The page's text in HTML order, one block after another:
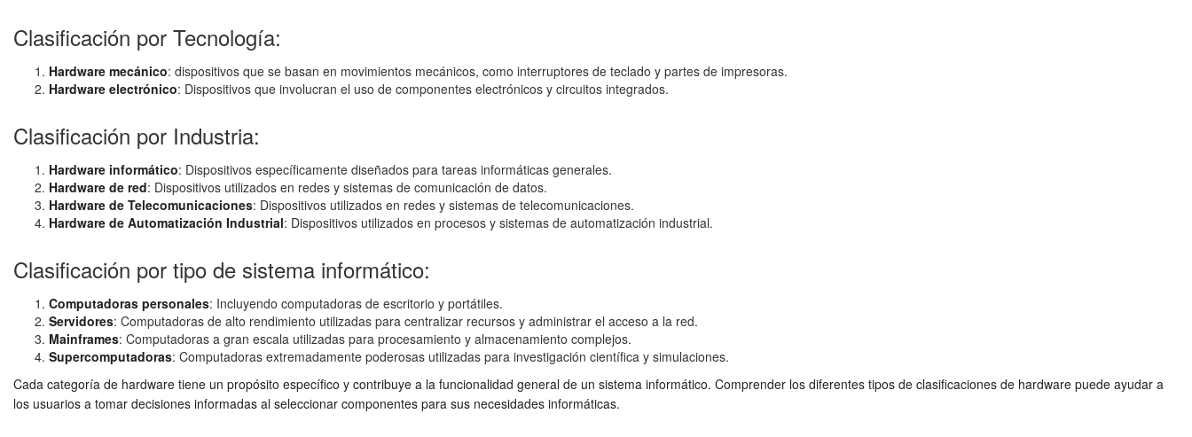
Clasificación por Tecnología:
Hardware mecánico: dispositivos que se basan en movimientos mecánicos, como interruptores de teclado y partes de impresoras.
Hardware electrónico: Dispositivos que involucran el uso de componentes electrónicos y circuitos integrados.
Clasificación por Industria:
Hardware informático: Dispositivos específicamente diseñados para tareas informáticas generales.
Hardware de red: Dispositivos utilizados en redes y sistemas de comunicación de datos.
Hardware de Telecomunicaciones: Dispositivos utilizados en redes y sistemas de telecomunicaciones.
Hardware de Automatización Industrial: Dispositivos utilizados en procesos y sistemas de automatización industrial.
Clasificación por tipo de sistema informático:
Computadoras personales: Incluyendo computadoras de escritorio y portátiles.
Servidores: Computadoras de alto rendimiento utilizadas para centralizar recursos y administrar el acceso a la red.
Mainframes: Computadoras a gran escala utilizadas para procesamiento y almacenamiento complejos.
Supercomputadoras: Computadoras extremadamente poderosas utilizadas para investigación científica y simulaciones.
Cada categoría de hardware tiene un propósito específico y contribuye a la funcionalidad general de un sistema informático. Comprender los diferentes tipos de clasificaciones de hardware puede ayudar a
los usuarios a tomar decisiones informadas al seleccionar componentes para sus necesidades informáticas.